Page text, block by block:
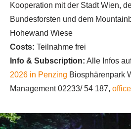
Kooperation mit der Stadt Wien,
Bundesforsten und dem
Hohewand Wiese
Costs: Teilnahme frei
Info & Subscription: Alle Infos
2026 in Penzing Biosphärenpark
Management 02233/ 54 187,